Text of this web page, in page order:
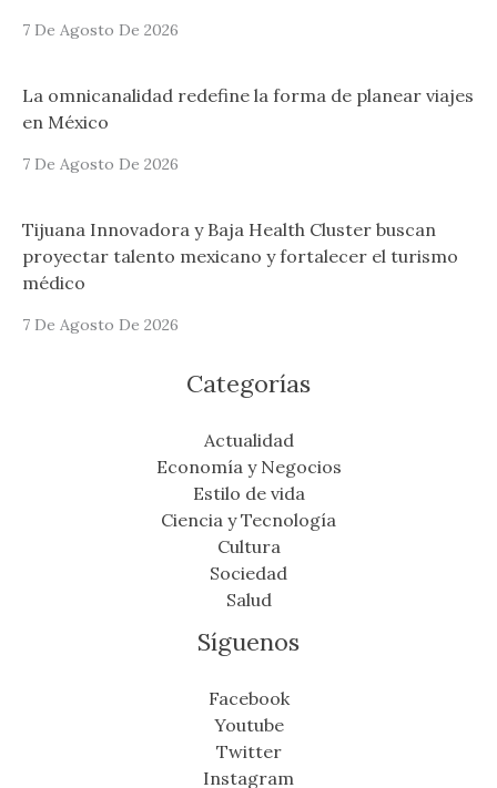
7 De Agosto De 2026
La omnicanalidad redefine la forma de planear viajes
en México
7 De Agosto De 2026
Tijuana Innovadora y Baja Health Cluster buscan
proyectar talento mexicano y fortalecer el turismo
médico
7 De Agosto De 2026
Categorías
Actualidad
Economía y Negocios
Estilo de vida
Ciencia y Tecnología
Cultura
Sociedad
Salud
Síguenos
Facebook
Youtube
Twitter
Instagram